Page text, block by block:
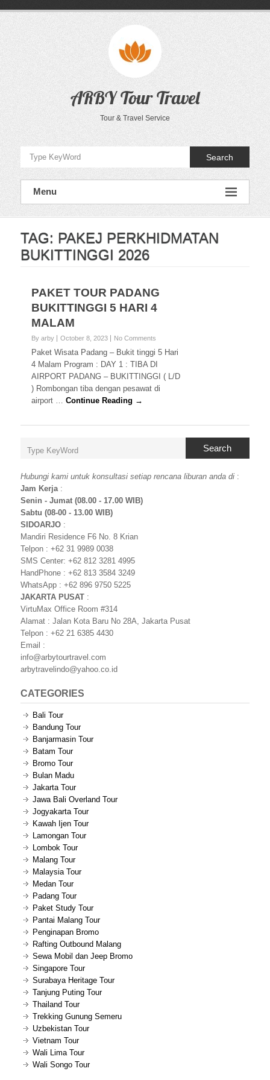
ARBY Tour Travel
Tour & Travel Service
Search
Menu
TAG: PAKEJ PERKHIDMATAN
BUKITTINGGI 2026
PAKET TOUR PADANG
BUKITTINGGI 5 HARI 4
MALAM
By arby October 8, 2023 No Comments
Paket Wisata Padang – Bukit tinggi 5 Hari
4 Malam Program : DAY 1 : TIBA DI
AIRPORT PADANG – BUKITTINGGI ( L/D
) Rombongan tiba dengan pesawat di
airport …Continue Reading →
Search
Hubungi kami untuk konsultasi setiap rencana liburan anda di :
Jam Kerja:
Senin - Jumat (08.00 - 17.00 WIB)
Sabtu (08-00 - 13.00 WIB)
SIDOARJO :
Mandiri Residence F6 No. 8 Krian
Telpon : +62 31 9989 0038
SMS Center: +62 812 3281 4995
HandPhone : +62 813 3584 3249
WhatsApp : +62 896 9750 5225
JAKARTA PUSAT :
VirtuMax Office Room #314
Alamat : Jalan Kota Baru No 28A, Jakarta Pusat
Telpon : +62 21 6385 4430
Email :
info@arbytourtravel.com
arbytravelindo@yahoo.co.id
CATEGORIES
Bali Tour
Bandung Tour
Banjarmasin Tour
Batam Tour
Bromo Tour
Bulan Madu
Jakarta Tour
Jawa Bali Overland Tour
Jogyakarta Tour
Kawah Ijen Tour
Lamongan Tour
Lombok Tour
Malang Tour
Malaysia Tour
Medan Tour
Padang Tour
Paket Study Tour
Pantai Malang Tour
Penginapan Bromo
Rafting Outbound Malang
Sewa Mobil dan Jeep Bromo
Singapore Tour
Surabaya Heritage Tour
Tanjung Puting Tour
Thailand Tour
Trekking Gunung Semeru
Uzbekistan Tour
Vietnam Tour
Wali Lima Tour
Wali Songo Tour